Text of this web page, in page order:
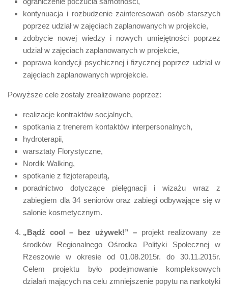
kontynuacja i rozbudzenie zainteresowań osób starszych
poprzez udział w zajęciach zaplanowanych w projekcie,
zdobycie nowej wiedzy i nowych umiejętności poprzez
udział w zajęciach zaplanowanych w projekcie,
poprawa kondycji psychicznej i fizycznej poprzez udział w
zajęciach zaplanowanych wprojekcie.
Powyższe cele zostały zrealizowane poprzez:
realizacje kontraktów socjalnych,
spotkania z trenerem kontaktów interpersonalnych,
hydroterapii,
warsztaty Florystyczne,
Nordik Walking,
spotkanie z fizjoterapeutą,
poradnictwo dotyczące pielęgnacji i wizażu wraz z
zabiegiem dla 34 seniorów oraz zabiegi odbywające się w
salonie kosmetycznym.
„Bądź cool – bez używek!” – projekt realizowany ze
środków Regionalnego Ośrodka Polityki Społecznej w
Rzeszowie w okresie od 01.08.2015r. do 30.11.2015r.
Celem projektu było podejmowanie kompleksowych
działań mających na celu zmniejszenie popytu na narkotyki